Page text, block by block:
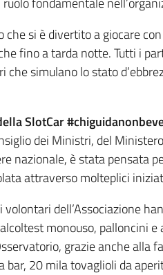
che si è divertito a giocare
fino a tarda notte. Tutti i
che simulano lo stato
SlotCar
dei Ministri, del
nazionale, è stata pensata
attraverso molteplici
dell’Associazione
monouso, palloncini
grazie anche
20 mila tovaglioli da